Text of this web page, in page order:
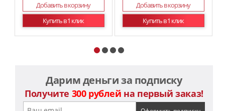
Добавить в корзину
Купить в 1 клик
Добавить в корзину
Купить в 1 клик
Дарим деньги за подписку
Получите 300 рублей на первый заказ!